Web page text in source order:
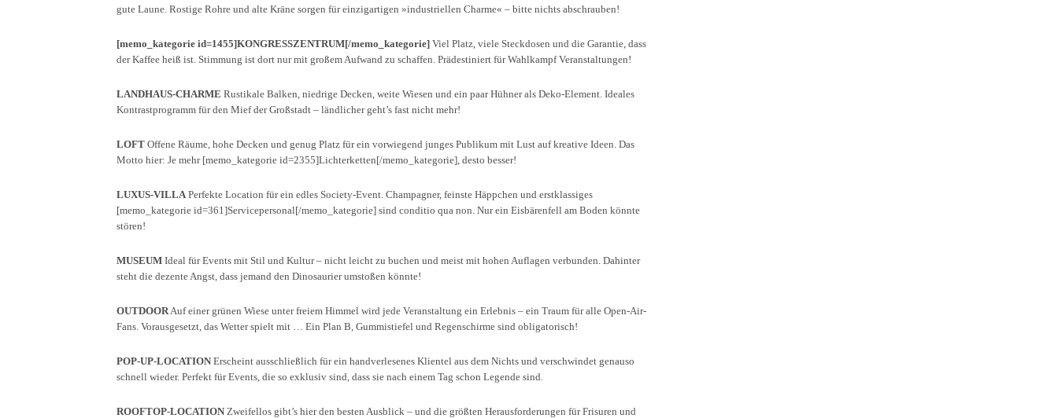
gute Laune. Rostige Rohre und alte Kräne sorgen für einzigartigen »industriellen Charme« – bitte nichts abschrauben!
[memo_kategorie id=1455]KONGRESSZENTRUM[/memo_kategorie] Viel Platz, viele Steckdosen und die Garantie, dass
der Kaffee heiß ist. Stimmung ist dort nur mit großem Aufwand zu schaffen. Prädestiniert für Wahlkampf Veranstaltungen!
LANDHAUS-CHARME Rustikale Balken, niedrige Decken, weite Wiesen und ein paar Hühner als Deko-Element. Ideales
Kontrastprogramm für den Mief der Großstadt – ländlicher geht’s fast nicht mehr!
LOFT Offene Räume, hohe Decken und genug Platz für ein vorwiegend junges Publikum mit Lust auf kreative Ideen. Das
Motto hier: Je mehr [memo_kategorie id=2355]Lichterketten[/memo_kategorie], desto besser!
LUXUS-VILLA Perfekte Location für ein edles Society-Event. Champagner, feinste Häppchen und erstklassiges
[memo_kategorie id=361]Servicepersonal[/memo_kategorie] sind conditio qua non. Nur ein Eisbärenfell am Boden könnte
stören!
MUSEUM Ideal für Events mit Stil und Kultur – nicht leicht zu buchen und meist mit hohen Auflagen verbunden. Dahinter
steht die dezente Angst, dass jemand den Dinosaurier umstoßen könnte!
OUTDOOR Auf einer grünen Wiese unter freiem Himmel wird jede Veranstaltung ein Erlebnis – ein Traum für alle Open-Air-
Fans. Vorausgesetzt, das Wetter spielt mit … Ein Plan B, Gummistiefel und Regenschirme sind obligatorisch!
POP-UP-LOCATION Erscheint ausschließlich für ein handverlesenes Klientel aus dem Nichts und verschwindet genauso
schnell wieder. Perfekt für Events, die so exklusiv sind, dass sie nach einem Tag schon Legende sind.
ROOFTOP-LOCATION Zweifellos gibt’s hier den besten Ausblick – und die größten Herausforderungen für Frisuren und